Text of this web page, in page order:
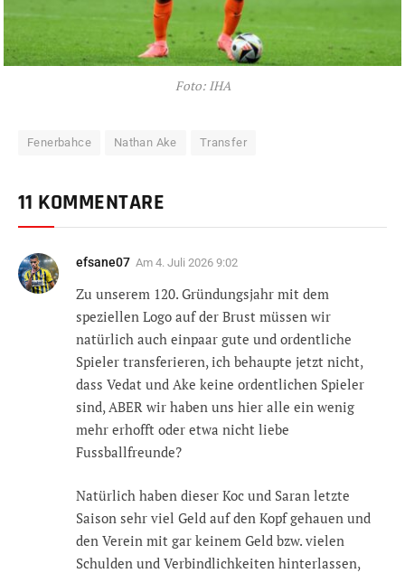
Foto: IHA
Fenerbahce Nathan Ake Transfer
11 KOMMENTARE
efsane07 Am 4. Juli 2026 9:02
Zu unserem 120. Gründungsjahr mit dem
speziellen Logo auf der Brust müssen wir
natürlich auch einpaar gute und ordentliche
Spieler transferieren, ich behaupte jetzt nicht,
dass Vedat und Ake keine ordentlichen Spieler
sind, ABER wir haben uns hier alle ein wenig
mehr erhofft oder etwa nicht liebe
Fussballfreunde?
Natürlich haben dieser Koc und Saran letzte
Saison sehr viel Geld auf den Kopf gehauen und
den Verein mit gar keinem Geld bzw. vielen
Schulden und Verbindlichkeiten hinterlassen,